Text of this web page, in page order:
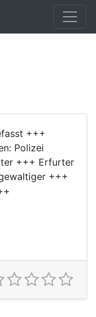
+++
Polizei
+++ Erfurter
+++